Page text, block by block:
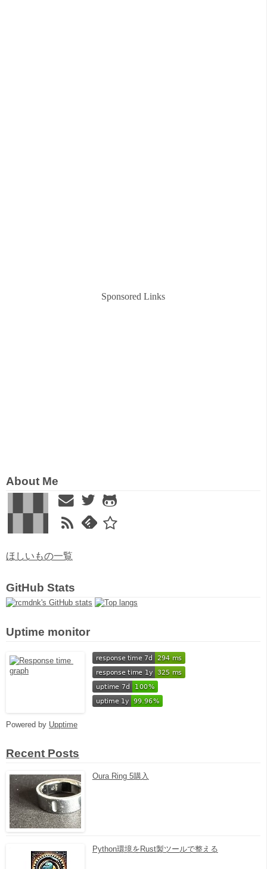
Sponsored Links
About Me
ほしいもの一覧
GitHub Stats
Uptime monitor
Powered by Upptime
Recent Posts
Oura Ring 5購入
Python環境をRust製ツールで整える